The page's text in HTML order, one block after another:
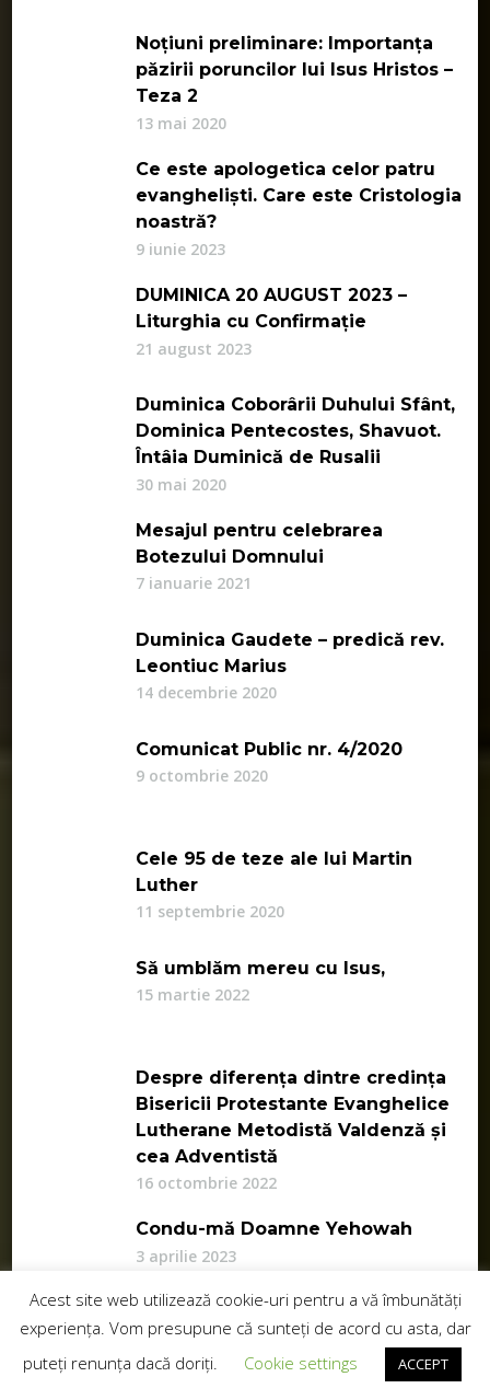
Noțiuni preliminare: Importanța
păzirii poruncilor lui Isus Hristos –
Teza 2
13 mai 2020
Ce este apologetica celor patru
evangheliști. Care este Cristologia
noastră?
9 iunie 2023
DUMINICA 20 AUGUST 2023 –
Liturghia cu Confirmație
21 august 2023
Duminica Coborârii Duhului Sfânt,
Dominica Pentecostes, Shavuot.
Întâia Duminică de Rusalii
30 mai 2020
Mesajul pentru celebrarea
Botezului Domnului
7 ianuarie 2021
Duminica Gaudete – predică rev.
Leontiuc Marius
14 decembrie 2020
Comunicat Public nr. 4/2020
9 octombrie 2020
Cele 95 de teze ale lui Martin
Luther
11 septembrie 2020
Să umblăm mereu cu Isus,
15 martie 2022
Despre diferența dintre credința
Bisericii Protestante Evanghelice
Lutherane Metodistă Valdenză și
cea Adventistă
16 octombrie 2022
Condu-mă Doamne Yehowah
3 aprilie 2023
Despre cadrul în care
funcționează Asociația noastră
Acest site web utilizează cookie-uri pentru a vă îmbunătăți
experiența. Vom presupune că sunteți de acord cu asta, dar
puteți renunța dacă doriți.
Cookie settings ACCEPT